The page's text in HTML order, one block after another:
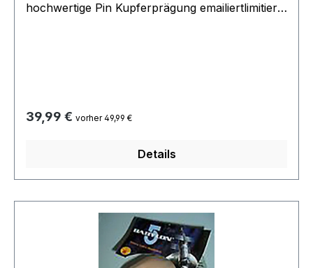
hochwertige Pin Kupferprägung emailiertlimitierte
Regulärer Preis:
39,99 € vorher 49,99 €
Details